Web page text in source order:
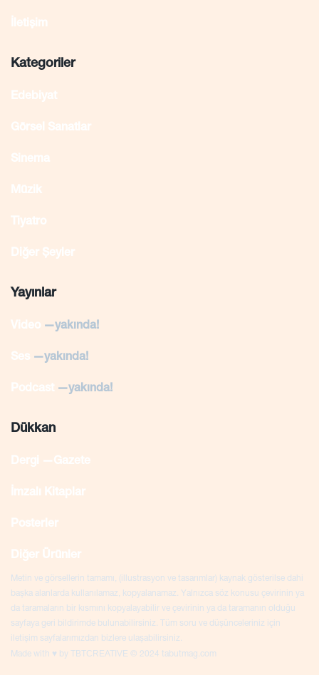
İletişim
Kategoriler
Edebiyat
Görsel Sanatlar
Sinema
Müzik
Tiyatro
Diğer Şeyler
Yayınlar
Video —yakında!
Ses —yakında!
Podcast —yakında!
Dükkan
Dergi —Gazete
İmzalı Kitaplar
Posterler
Diğer Ürünler
Metin ve görsellerin tamamı, (illustrasyon ve tasarımlar) kaynak gösterilse dahi
başka alanlarda kullanılamaz, kopyalanamaz. Yalnızca söz konusu çevirinin ya
da taramaların bir kısmını kopyalayabilir ve çevirinin ya da taramanın olduğu
sayfaya geri bildirimde bulunabilirsiniz. Tüm soru ve düşünceleriniz için
iletişim sayfalarımızdan bizlere ulaşabilirsiniz.
Made with ♥ by TBTCREATIVE © 2024 tabutmag.com